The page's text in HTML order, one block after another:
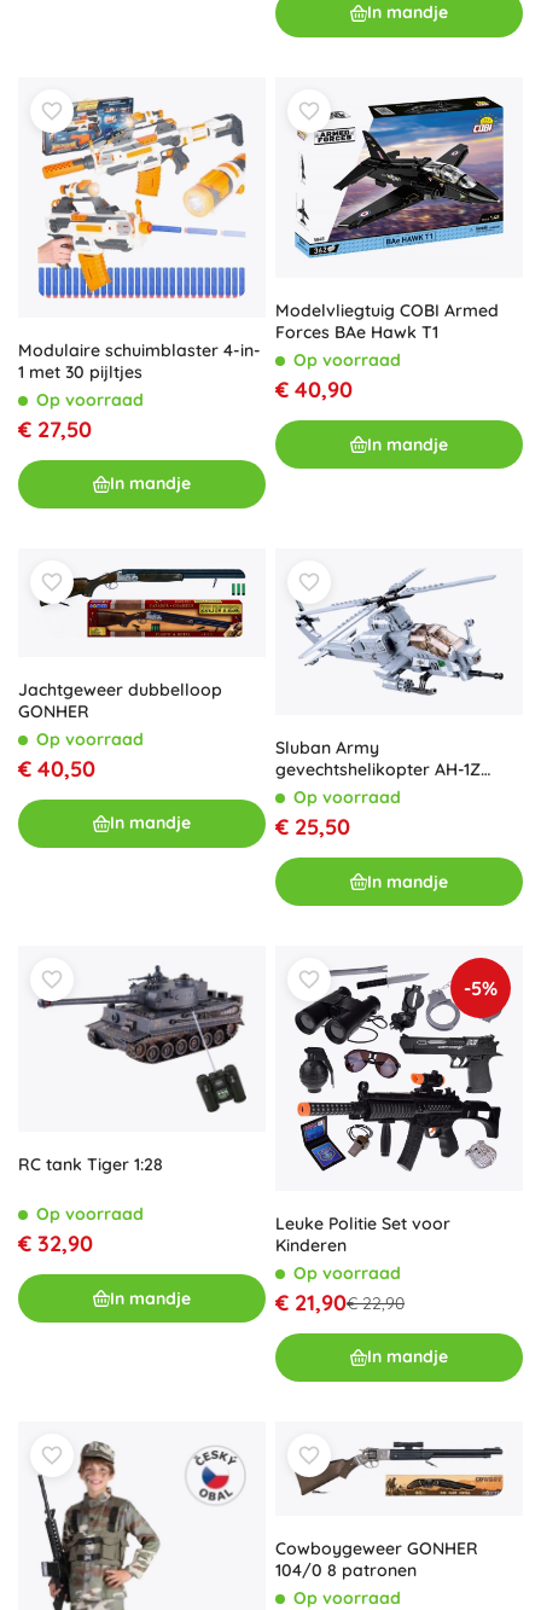
In mandje
Modulaire schuimblaster 4-in-
1 met 30 pijltjes
Op voorraad
€ 27,50
In mandje
Modelvliegtuig COBI Armed
Forces BAe Hawk T1
Op voorraad
€ 40,90
In mandje
Jachtgeweer dubbelloop
GONHER
Op voorraad
€ 40,50
In mandje
Sluban Army
gevechtshelikopter AH-1Z
Viper – bouwset 482 stukjes
Op voorraad
€ 25,50
In mandje
RC tank Tiger 1:28
Op voorraad
€ 32,90
In mandje
-5%
Leuke Politie Set voor
Kinderen
Op voorraad
€ 21,90€ 22,90
In mandje
Cowboygeweer GONHER
104/0 8 patronen
Op voorraad